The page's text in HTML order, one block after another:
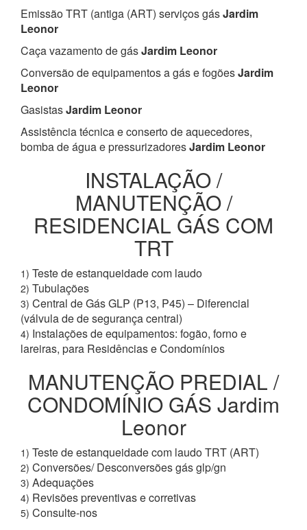
Emissão TRT (antiga (ART) serviços gásJardim
Leonor
Caça vazamento de gásJardim Leonor
Conversão de equipamentos a gás e fogõesJardim
Leonor
GasistasJardim Leonor
Assistência técnica e conserto de aquecedores,
bomba de água e pressurizadoresJardim Leonor
INSTALAÇÃO /
MANUTENÇÃO /
RESIDENCIAL GÁS COM
TRT
1) Teste de estanqueidade com laudo
2) Tubulações
3) Central de Gás GLP (P13, P45) – Diferencial
(válvula de de segurança central)
4) Instalações de equipamentos: fogão, forno e
lareiras, para Residências e Condomínios
MANUTENÇÃO PREDIAL /
CONDOMÍNIO GÁS Jardim
Leonor
1) Teste de estanqueidade com laudo TRT (ART)
2) Conversões/ Desconversões gás glp/gn
3) Adequações
4) Revisões preventivas e corretivas
5) Consulte-nos